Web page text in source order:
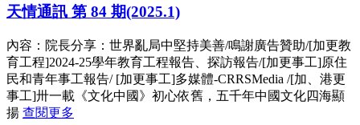
天情通訊 第 84 期(2025.1)
內容：院長分享：世界亂局中堅持美善/鳴謝廣告贊助/[加更教
育工程]2024-25學年教育工程報告、探訪報告/[加更事工]原住
民和青年事工報告/ [加更事工]多媒體-CRRSMedia /[加、港更
事工]卅一載《文化中國》初心依舊，五千年中國文化四海顯
揚 查閱更多